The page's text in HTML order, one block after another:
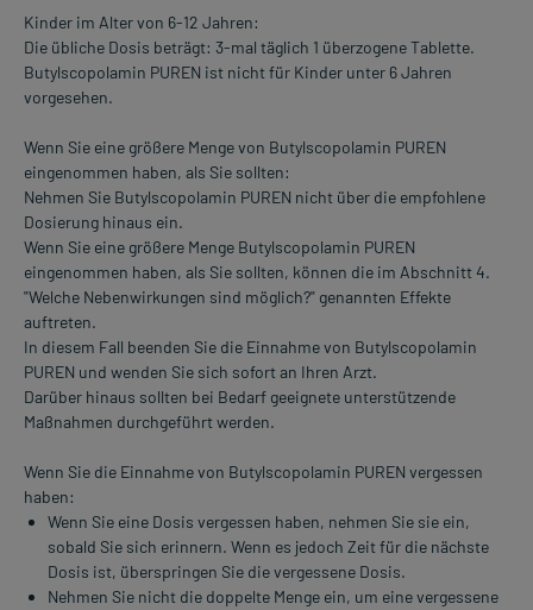
Kinder im Alter von 6-12 Jahren:
Die übliche Dosis beträgt: 3-mal täglich 1 überzogene Tablette.
Butylscopolamin PUREN ist nicht für Kinder unter 6 Jahren
vorgesehen.
Wenn Sie eine größere Menge von Butylscopolamin PUREN
eingenommen haben, als Sie sollten:
Nehmen Sie Butylscopolamin PUREN nicht über die empfohlene
Dosierung hinaus ein.
Wenn Sie eine größere Menge Butylscopolamin PUREN
eingenommen haben, als Sie sollten, können die im Abschnitt 4.
"Welche Nebenwirkungen sind möglich?" genannten Effekte
auftreten.
In diesem Fall beenden Sie die Einnahme von Butylscopolamin
PUREN und wenden Sie sich sofort an Ihren Arzt.
Darüber hinaus sollten bei Bedarf geeignete unterstützende
Maßnahmen durchgeführt werden.
Wenn Sie die Einnahme von Butylscopolamin PUREN vergessen
haben:
Wenn Sie eine Dosis vergessen haben, nehmen Sie sie ein,
sobald Sie sich erinnern. Wenn es jedoch Zeit für die nächste
Dosis ist, überspringen Sie die vergessene Dosis.
Nehmen Sie nicht die doppelte Menge ein, um eine vergessene